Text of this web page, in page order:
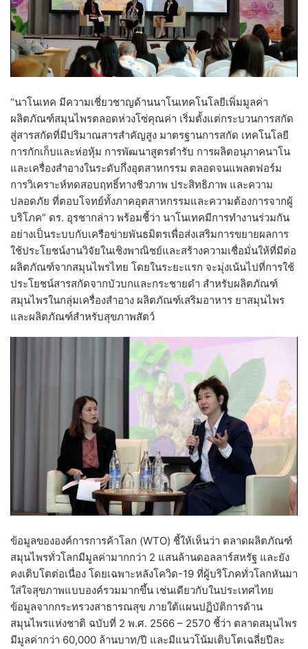
“นาโนเทค มีความเชี่ยวชาญด้านนาโนเทคโนโลยีเพิ่มมูลค่า
ผลิตภัณฑ์สมุนไพรตลอดห่วงโซ่คุณค่า เริ่มตั้งแต่กระบวนการสกัด
สู่สารสกัดที่มีปริมาณสารสำคัญสูง มาตรฐานการสกัด เทคโนโลยี
การกักเก็บและห่อหุ้ม การพัฒนาสูตรตำรับ การผลิตอนุภาคนาโน
และเครื่องสำอางในระดับกึ่งอุตสาหกรรม ตลอดจนแพลตฟอร์ม
การวิเคราะห์ทดสอบฤทธิ์ทางชีวภาพ ประสิทธิภาพ และความ
ปลอดภัย ที่ตอบโจทย์ทั้งภาคอุตสาหกรรมและความต้องการจากผู้
บริโภค” ดร. อุรชากล่าว พร้อมชี้ว่า นาโนเทคมีการทำงานร่วมกัน
อย่างเป็นระบบกับเครือข่ายพันธมิตรเพื่อส่งเสริมการขยายผลการ
ใช้ประโยชน์งานวิจัยในเชิงพาณิชย์และสร้างความเชื่อมั่นให้ที่มีต่อ
ผลิตภัณฑ์จากสมุนไพรไทย โดยในระยะแรก จะมุ่งเน้นไปที่การใช้
ประโยชน์สารสกัดจากบัวบกและกระชายดำ สำหรับผลิตภัณฑ์
สมุนไพรในกลุ่มเครื่องสำอาง ผลิตภัณฑ์เสริมอาหาร ยาสมุนไพร
และผลิตภัณฑ์สำหรับสุขภาพสัตว์
ข้อมูลขององค์การการค้าโลก (WTO) ชี้ให้เห็นว่า ตลาดผลิตภัณฑ์
สมุนไพรทั่วโลกมีมูลค่ามากกว่า 2 แสนล้านดอลลาร์สหรัฐ และยัง
คงเติบโตต่อเนื่อง โดยเฉพาะหลังโควิด-19 ที่ผู้บริโภคทั่วโลกหันมา
ใส่ใจสุขภาพแบบองค์รวมมากขึ้น เช่นเดียวกับในประเทศไทย
ข้อมูลจากกระทรวงสาธารณสุข ภายใต้แผนปฏิบัติการด้าน
สมุนไพรแห่งชาติ ฉบับที่ 2 พ.ศ. 2566 – 2570 ชี้ว่า ตลาดสมุนไพร
มีมูลค่ากว่า 60,000 ล้านบาท/ปี และมีแนวโน้มเติบโตเฉลี่ยปีละ